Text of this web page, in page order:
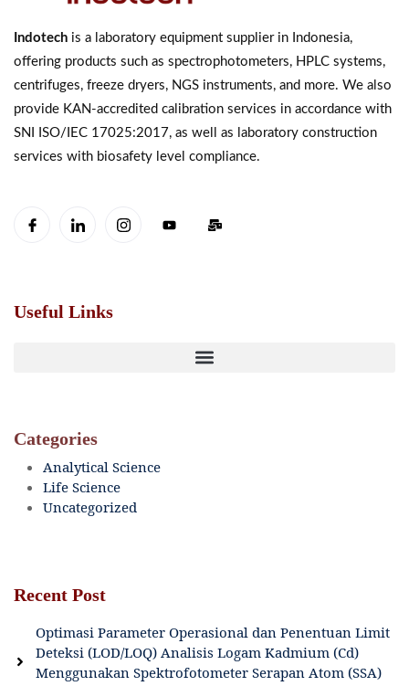
Indotech is a laboratory equipment supplier in Indonesia,
offering products such as spectrophotometers, HPLC systems,
centrifuges, freeze dryers, NGS instruments, and more. We also
provide KAN-accredited calibration services in accordance with
SNI ISO/IEC 17025:2017, as well as laboratory construction
services with biosafety level compliance.
Useful Links
Categories
Analytical Science
Life Science
Uncategorized
Recent Post
Optimasi Parameter Operasional dan Penentuan Limit
Deteksi (LOD/LOQ) Analisis Logam Kadmium (Cd)
Menggunakan Spektrofotometer Serapan Atom (SSA)